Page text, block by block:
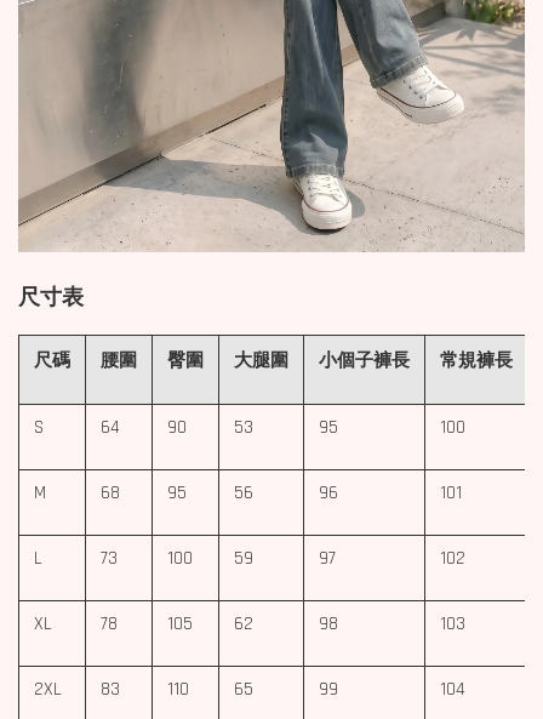
尺寸表
尺碼 腰圍 臀圍 大腿圍 小個子褲長 常規褲長
S 64 90 53 95 100
M 68 95 56 96 101
L 73 100 59 97 102
XL 78 105 62 98 103
2XL 83 110 65 99 104